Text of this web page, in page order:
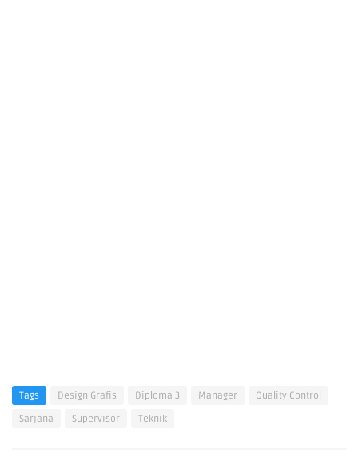
Tags Design Grafis Diploma 3 Manager
Quality Control
Sarjana
Supervisor Teknik